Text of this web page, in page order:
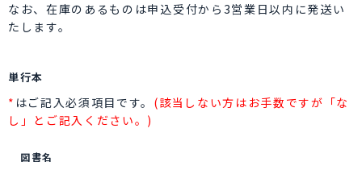
なお、在庫のあるものは申込受付から3営業日以内に発送い
たします。
単行本
* はご記入必須項目です。 (該当しない方はお手数ですが「な
し」とご記入ください。)
図書名